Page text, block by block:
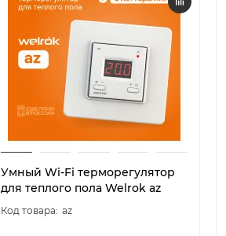
Умный Wi-Fi терморегулятор
для теплого пола Welrok az
az